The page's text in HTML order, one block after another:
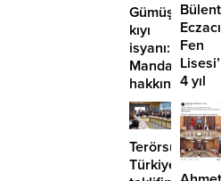
Gümüşlük’te
kıyı
isyanı:
Mandalinci
hakkında
suç
duyurusu
Bülent
Fen
4 yıl
geçti,
hâlâ
proje
Terörsüz
Türkiye